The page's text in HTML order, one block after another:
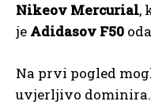
Nikeov Mercurial,
je Adidasov F50
Na prvi pogled
uvjerljivo dominira.